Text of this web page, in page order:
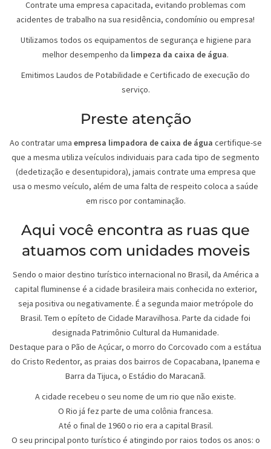
Contrate uma empresa capacitada, evitando problemas com
acidentes de trabalho na sua residência, condomínio ou empresa!
Utilizamos todos os equipamentos de segurança e higiene para
melhor desempenho da limpeza da caixa de água.
Emitimos Laudos de Potabilidade e Certificado de execução do
serviço.
Preste atenção
Ao contratar uma empresa limpadora de caixa de água certifique-se
que a mesma utiliza veículos individuais para cada tipo de segmento
(dedetização e desentupidora), jamais contrate uma empresa que
usa o mesmo veículo, além de uma falta de respeito coloca a saúde
em risco por contaminação.
Aqui você encontra as ruas que
atuamos com unidades moveis
Sendo o maior destino turístico internacional no Brasil, da América a
capital fluminense é a cidade brasileira mais conhecida no exterior,
seja positiva ou negativamente. É a segunda maior metrópole do
Brasil. Tem o epíteto de Cidade Maravilhosa. Parte da cidade foi
designada Patrimônio Cultural da Humanidade.
Destaque para o Pão de Açúcar, o morro do Corcovado com a estátua
do Cristo Redentor, as praias dos bairros de Copacabana, Ipanema e
Barra da Tijuca, o Estádio do Maracanã.
A cidade recebeu o seu nome de um rio que não existe.
O Rio já fez parte de uma colônia francesa.
Até o final de 1960 o rio era a capital Brasil.
O seu principal ponto turístico é atingindo por raios todos os anos: o